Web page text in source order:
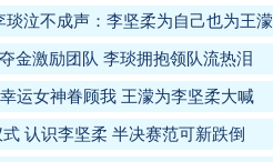
琰泣不成声：李坚柔为自己也为王濛
金激励团队 李琰拥抱领队流热泪
运女神眷顾我 王濛为李坚柔大喊
式 认识李坚柔 半决赛范可新跌倒